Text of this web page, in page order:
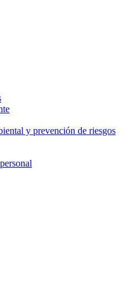
y prevención de riesgos